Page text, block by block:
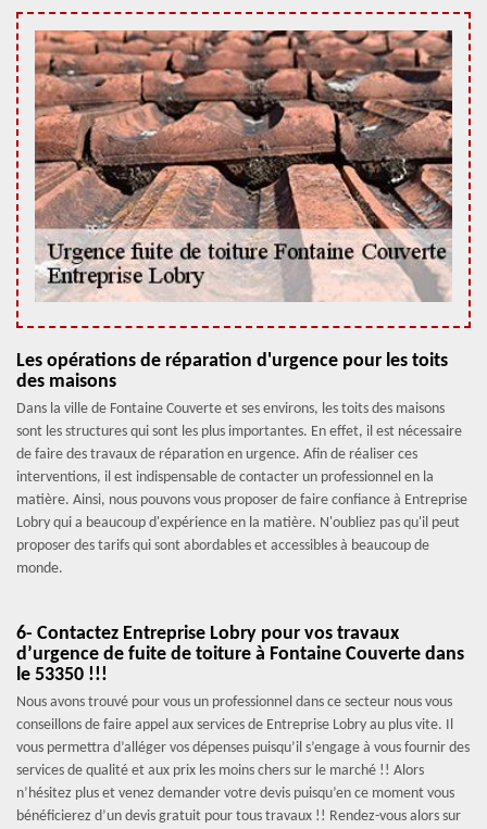
Les opérations de réparation d'urgence pour les toits
des maisons
Dans la ville de Fontaine Couverte et ses environs, les toits des maisons
sont les structures qui sont les plus importantes. En effet, il est nécessaire
de faire des travaux de réparation en urgence. Afin de réaliser ces
interventions, il est indispensable de contacter un professionnel en la
matière. Ainsi, nous pouvons vous proposer de faire confiance à Entreprise
Lobry qui a beaucoup d'expérience en la matière. N'oubliez pas qu'il peut
proposer des tarifs qui sont abordables et accessibles à beaucoup de
monde.
6- Contactez Entreprise Lobry pour vos travaux
d’urgence de fuite de toiture à Fontaine Couverte dans
le 53350 !!!
Nous avons trouvé pour vous un professionnel dans ce secteur nous vous
conseillons de faire appel aux services de Entreprise Lobry au plus vite. Il
vous permettra d’alléger vos dépenses puisqu’il s’engage à vous fournir des
services de qualité et aux prix les moins chers sur le marché !! Alors
n’hésitez plus et venez demander votre devis puisqu’en ce moment vous
bénéficierez d’un devis gratuit pour tous travaux !! Rendez-vous alors sur